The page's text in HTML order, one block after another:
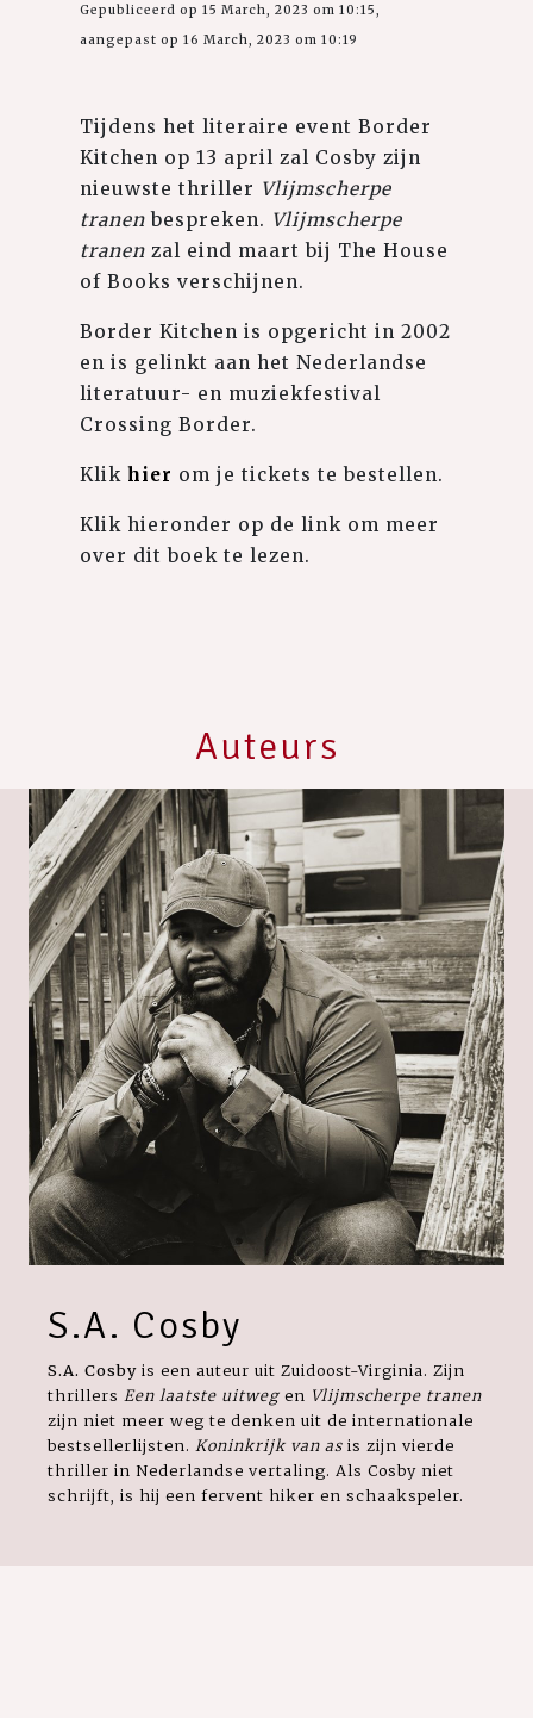
Gepubliceerd op 15 March, 2023 om 10:15,
aangepast op 16 March, 2023 om 10:19
Tijdens het literaire event Border
Kitchen op 13 april zal Cosby zijn
nieuwste thriller Vlijmscherpe
tranen bespreken. Vlijmscherpe
tranen zal eind maart bij The House
of Books verschijnen.
Border Kitchen is opgericht in 2002
en is gelinkt aan het Nederlandse
literatuur- en muziekfestival
Crossing Border.
Klikhier om je tickets te bestellen.
Klik hieronder op de link om meer
over dit boek te lezen.
Auteurs
S.A. Cosby
S.A. Cosby is een auteur uit Zuidoost-Virginia. Zijn
thrillers Een laatste uitweg en Vlijmscherpe tranen
zijn niet meer weg te denken uit de internationale
bestsellerlijsten. Koninkrijk van as is zijn vierde
thriller in Nederlandse vertaling. Als Cosby niet
schrijft, is hij een fervent hiker en schaakspeler.